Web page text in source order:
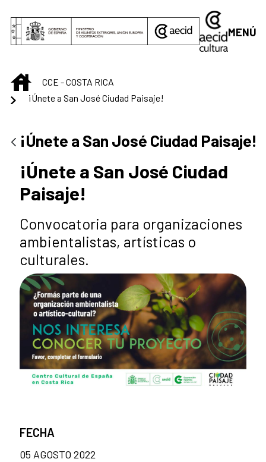
MENÚ
INICIO
CCE - COSTA RICA
¡Únete a San José Ciudad Paisaje!
¡Únete a San José Ciudad Paisaje!
¡Únete a San José Ciudad
Paisaje!
Convocatoria para organizaciones
ambientalistas, artísticas o
culturales.
FECHA
05 AGOSTO 2022